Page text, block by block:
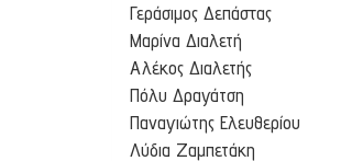
Γεράσιμος Δεπάστας
Μαρίνα Διαλετή
Αλέκος Διαλετής
Πόλυ Δραγάτση
Παναγιώτης Ελευθερίου
Λύδια Ζαμπετάκη